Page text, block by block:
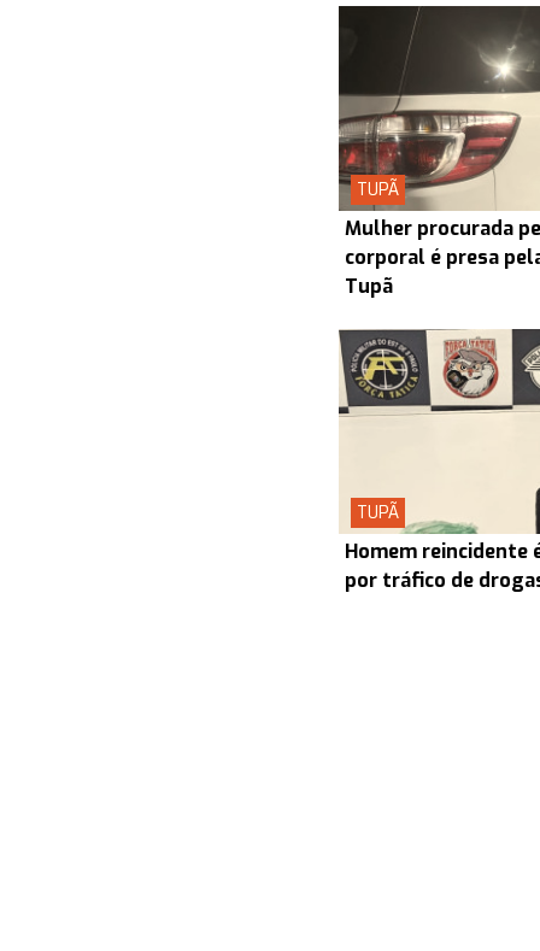
TUPÃ
Mulher procurada
corporal é presa
Tupã
TUPÃ
Homem reincidente
por tráfico de